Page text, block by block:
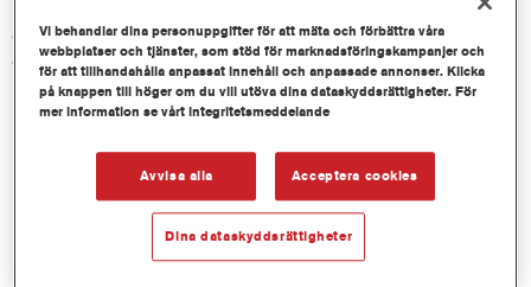
appliceras direkt på ett brett spektrum av metaller. Den passar
alla topplacker från Imron Fleet Line och Cromax baslack.
Produktfunktioner
Kan appliceras direkt på metall- och plastunderlag.
Erbjuder ett brett applikationsfönster.
Kan användas på vanlig plast utan vidhäftningspromotor.
Del av ValueShade-konceptet.
Vi behandlar dina personuppgifter för att mäta och förbättra våra
webbplatser och tjänster, som stöd för marknadsföringskampanjer och
för att tillhandahålla anpassat innehåll och anpassade annonser. Klicka
på knappen till höger om du vill utöva dina dataskyddsrättigheter. För
mer information se vårt integritetsmeddelande
Avvisa alla Acceptera cookies
Dina dataskyddsrättigheter